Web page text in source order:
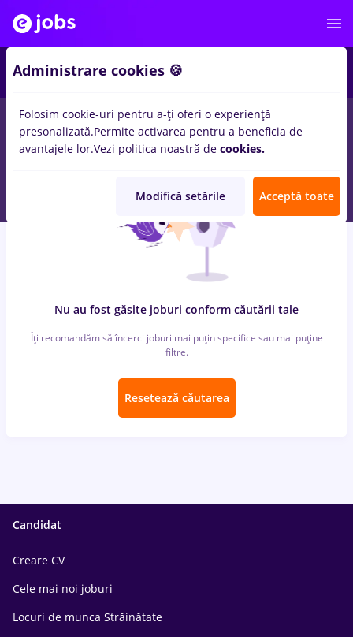
locuri de muncahaier, Full timein Remote (de acasa)
Fara experientainBanci, Medicina / Sanatate
Nu au fost găsite joburi conform căutării tale
Îți recomandăm să încerci joburi mai puțin specifice sau mai puține
filtre.
Resetează căutarea
Candidat
Creare CV
Cele mai noi joburi
Locuri de munca Străinătate
Administrare cookies 🍪
Folosim cookie-uri pentru a-ți oferi o experiență
presonalizată.Permite activarea pentru a beneficia de
avantajele lor.Vezi politica noastră de cookies.
Modifică setările Acceptă toate